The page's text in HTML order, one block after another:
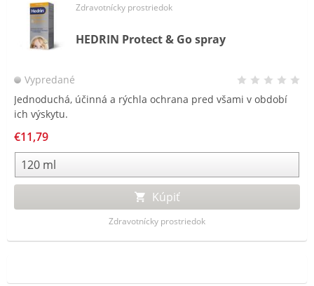
Zdravotnícky prostriedok
HEDRIN Protect & Go spray
Vypredané
Jednoduchá, účinná a rýchla ochrana pred všami v období
ich výskytu.
€11,79
Kúpiť
Zdravotnícky prostriedok